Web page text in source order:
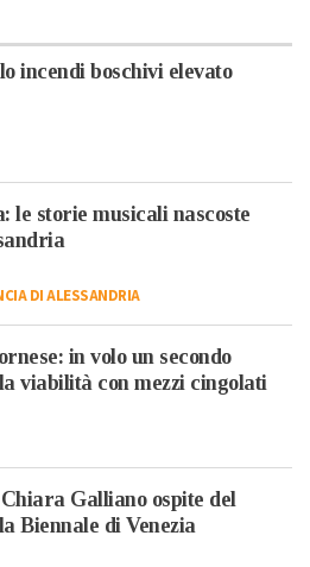
incendi boschivi elevato
le storie musicali nascoste
DI ALESSANDRIA
in volo un secondo
viabilità con mezzi cingolati
Galliano ospite del
Biennale di Venezia